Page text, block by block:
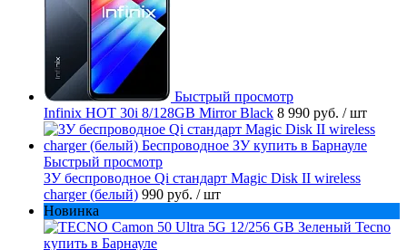
Быстрый просмотр
Infinix HOT 30i 8/128GB Mirror Black 8 990 руб. / шт
Быстрый просмотр
ЗУ беспроводное Qi стандарт Magic Disk II wireless
charger (белый) 990 руб. / шт
Новинка